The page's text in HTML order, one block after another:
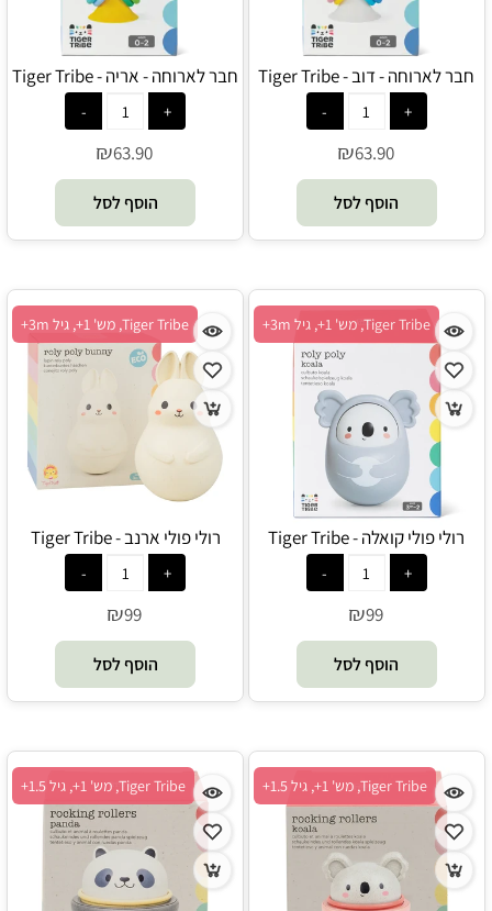
חבר לארוחה - דוב - Tiger Tribe
₪63.90
הוסף לסל
חבר לארוחה - אריה - Tiger Tribe
₪63.90
הוסף לסל
Tiger Tribe, מש' 1+, גיל 3m+
רולי פולי קואלה - Tiger Tribe
₪99
הוסף לסל
Tiger Tribe, מש' 1+, גיל 3m+
רולי פולי ארנב - Tiger Tribe
₪99
הוסף לסל
Tiger Tribe, מש' 1+, גיל 1.5+ Tiger Tribe, מש' 1+, גיל 1.5+